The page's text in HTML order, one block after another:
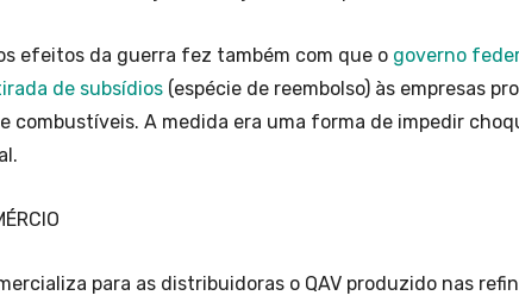
efeitos da guerra fez também com que o governo
de subsídios (espécie de reembolso) às empresas
combustíveis. A medida era uma forma de impedir
para as distribuidoras o QAV produzido nas